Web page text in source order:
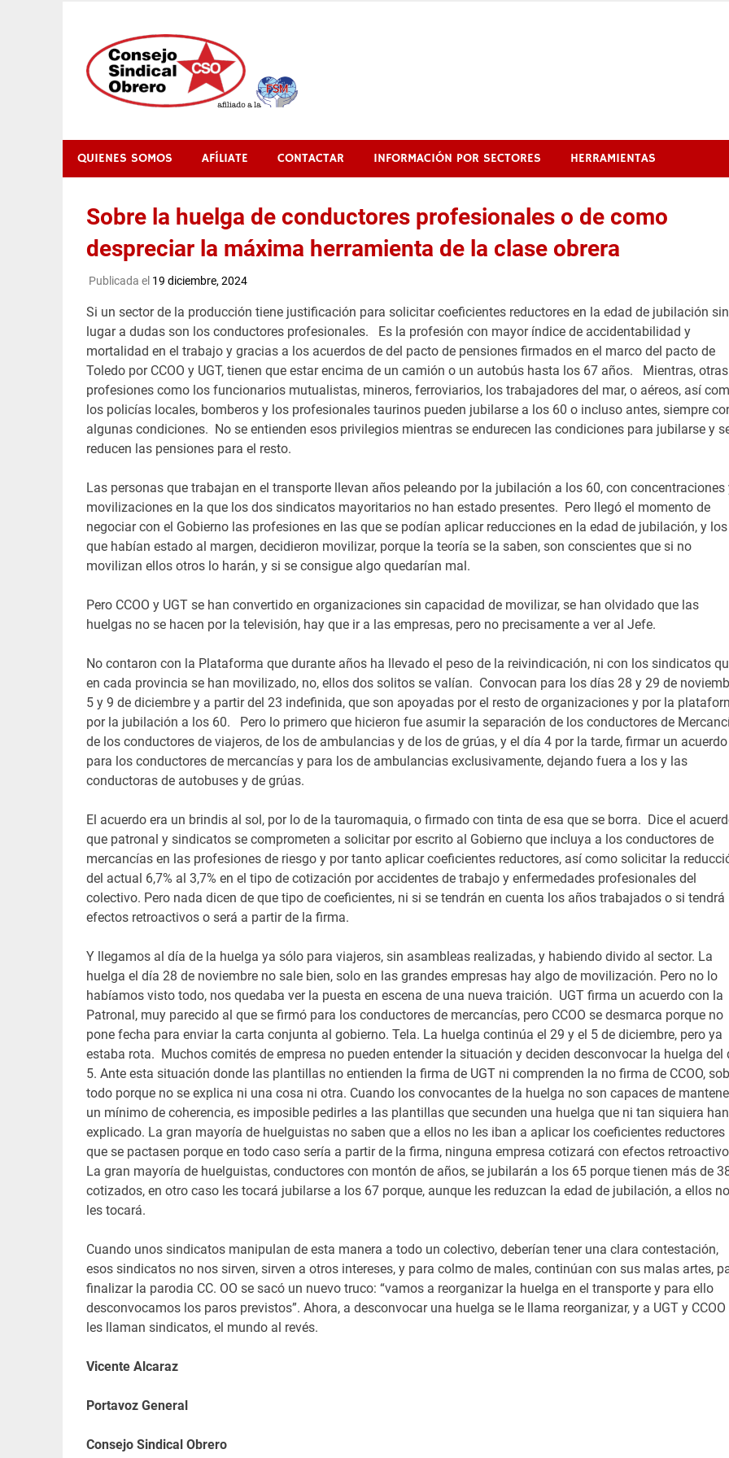
contenido
QUIENES SOMOS AFÍLIATE CONTACTAR INFORMACIÓN POR SECTORES HERRAMIENTAS
Sobre la huelga de conductores profesionales o de como
despreciar la máxima herramienta de la clase obrera
Publicada el 19 diciembre, 2024
Si un sector de la producción tiene justificación para solicitar coeficientes reductores en la edad de jubilación sin
lugar a dudas son los conductores profesionales. Es la profesión con mayor índice de accidentabilidad y
mortalidad en el trabajo y gracias a los acuerdos de del pacto de pensiones firmados en el marco del pacto de
Toledo por CCOO y UGT, tienen que estar encima de un camión o un autobús hasta los 67 años. Mientras, otras
profesiones como los funcionarios mutualistas, mineros, ferroviarios, los trabajadores del mar, o aéreos, así
los policías locales, bomberos y los profesionales taurinos pueden jubilarse a los 60 o incluso antes, siempre
algunas condiciones. No se entienden esos privilegios mientras se endurecen las condiciones para jubilarse y
reducen las pensiones para el resto.
Las personas que trabajan en el transporte llevan años peleando por la jubilación a los 60, con concentraciones
movilizaciones en la que los dos sindicatos mayoritarios no han estado presentes. Pero llegó el momento de
negociar con el Gobierno las profesiones en las que se podían aplicar reducciones en la edad de jubilación, y los
que habían estado al margen, decidieron movilizar, porque la teoría se la saben, son conscientes que si no
movilizan ellos otros lo harán, y si se consigue algo quedarían mal.
Pero CCOO y UGT se han convertido en organizaciones sin capacidad de movilizar, se han olvidado que las
huelgas no se hacen por la televisión, hay que ir a las empresas, pero no precisamente a ver al Jefe.
No contaron con la Plataforma que durante años ha llevado el peso de la reivindicación, ni con los sindicatos
en cada provincia se han movilizado, no, ellos dos solitos se valían. Convocan para los días 28 y 29 de
5 y 9 de diciembre y a partir del 23 indefinida, que son apoyadas por el resto de organizaciones y por la
por la jubilación a los 60. Pero lo primero que hicieron fue asumir la separación de los conductores de
de los conductores de viajeros, de los de ambulancias y de los de grúas, y el día 4 por la tarde, firmar un acuerdo
para los conductores de mercancías y para los de ambulancias exclusivamente, dejando fuera a los y las
conductoras de autobuses y de grúas.
El acuerdo era un brindis al sol, por lo de la tauromaquia, o firmado con tinta de esa que se borra. Dice el
que patronal y sindicatos se comprometen a solicitar por escrito al Gobierno que incluya a los conductores de
mercancías en las profesiones de riesgo y por tanto aplicar coeficientes reductores, así como solicitar la
del actual 6,7% al 3,7% en el tipo de cotización por accidentes de trabajo y enfermedades profesionales del
colectivo. Pero nada dicen de que tipo de coeficientes, ni si se tendrán en cuenta los años trabajados o si tendrá
efectos retroactivos o será a partir de la firma.
Y llegamos al día de la huelga ya sólo para viajeros, sin asambleas realizadas, y habiendo divido al sector. La
huelga el día 28 de noviembre no sale bien, solo en las grandes empresas hay algo de movilización. Pero no lo
habíamos visto todo, nos quedaba ver la puesta en escena de una nueva traición. UGT firma un acuerdo con la
Patronal, muy parecido al que se firmó para los conductores de mercancías, pero CCOO se desmarca porque no
pone fecha para enviar la carta conjunta al gobierno. Tela. La huelga continúa el 29 y el 5 de diciembre, pero ya
estaba rota. Muchos comités de empresa no pueden entender la situación y deciden desconvocar la huelga del
5. Ante esta situación donde las plantillas no entienden la firma de UGT ni comprenden la no firma de CCOO,
todo porque no se explica ni una cosa ni otra. Cuando los convocantes de la huelga no son capaces de
un mínimo de coherencia, es imposible pedirles a las plantillas que secunden una huelga que ni tan siquiera han
explicado. La gran mayoría de huelguistas no saben que a ellos no les iban a aplicar los coeficientes reductores
que se pactasen porque en todo caso sería a partir de la firma, ninguna empresa cotizará con efectos
La gran mayoría de huelguistas, conductores con montón de años, se jubilarán a los 65 porque tienen más de
cotizados, en otro caso les tocará jubilarse a los 67 porque, aunque les reduzcan la edad de jubilación, a ellos no
les tocará.
Cuando unos sindicatos manipulan de esta manera a todo un colectivo, deberían tener una clara contestación,
esos sindicatos no nos sirven, sirven a otros intereses, y para colmo de males, continúan con sus malas artes,
finalizar la parodia CC. OO se sacó un nuevo truco: “vamos a reorganizar la huelga en el transporte y para ello
desconvocamos los paros previstos”. Ahora, a desconvocar una huelga se le llama reorganizar, y a UGT y CCOO
les llaman sindicatos, el mundo al revés.
Vicente Alcaraz
Portavoz General
Consejo Sindical Obrero